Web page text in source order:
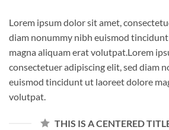
Lorem ipsum dolor sit amet,
diam nonummy nibh euismod
magna aliquam erat volutpat.Lorem
consectetuer adipiscing elit, sed diam
euismod tincidunt ut laoreet dolore
volutpat.
THIS IS A CENTERED